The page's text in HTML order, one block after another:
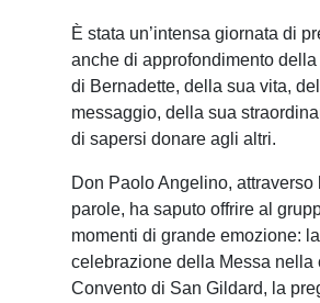
È stata un’intensa giornata di
anche di approfondimento
di Bernadette, della sua vita,
messaggio, della sua
di sapersi donare agli altri.
Don Paolo Angelino, attraverso
parole, ha saputo offrire al
momenti di grande emozione: la
celebrazione della Messa nella
Convento di San Gildard, la